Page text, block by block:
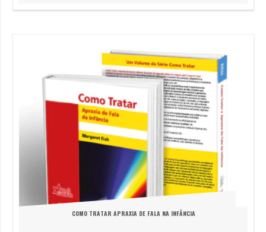
COMO TRATAR APRAXIA DE FALA NA INFÂNCIA